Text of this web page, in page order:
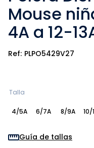
Mouse
4A a 12-
PLPO5429V27
Talla
4/5A 6/7A 8/9A 10/
Guía de tallas
4
sandalias
5.
sandalias niña
6.
bebe
7.
pijama
9.
10. sandalias niño